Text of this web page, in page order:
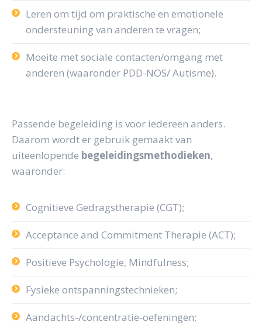
Leren om tijd om praktische en emotionele
ondersteuning van anderen te vragen;
Moeite met sociale contacten/omgang met
anderen (waaronder PDD-NOS/ Autisme).
Passende begeleiding is voor iedereen anders.
Daarom wordt er gebruik gemaakt van
uiteenlopende begeleidingsmethodieken,
waaronder:
Cognitieve Gedragstherapie (CGT);
Acceptance and Commitment Therapie (ACT);
Positieve Psychologie, Mindfulness;
Fysieke ontspanningstechnieken;
Aandachts-/concentratie-oefeningen;